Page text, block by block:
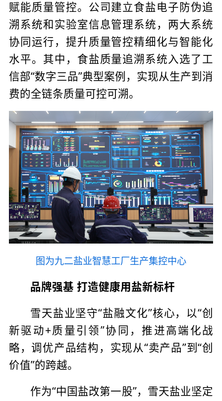
赋能质量管控。公司建立食盐电子防伪追
溯系统和实验室信息管理系统，两大系统
协同运行，提升质量管控精细化与智能化
水平。其中，食盐质量追溯系统入选了工
信部“数字三品”典型案例，实现从生产到消
费的全链条质量可控可溯。
图为九二盐业智慧工厂生产集控中心
品牌强基 打造健康用盐新标杆
雪天盐业坚守“盐融文化”核心，以“创
新驱动+质量引领”协同，推进高端化战
略，调优产品结构，实现从“卖产品”到“创
价值”的跨越。
作为“中国盐改第一股”，雪天盐业坚定